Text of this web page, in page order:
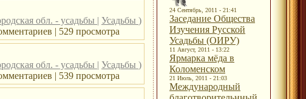
обл. - усадьбы | Усадьбы )
| 529 просмотра
обл. - усадьбы | Усадьбы )
| 539 просмотра
24 Сентябрь, 2011 - 21:41
Заседание Общества
Изучения Русской
Усадьбы (ОИРУ)
11 Август, 2011 - 13:22
Ярмарка мёда в
Коломенском
21 Июль, 2011 - 21:03
Международный